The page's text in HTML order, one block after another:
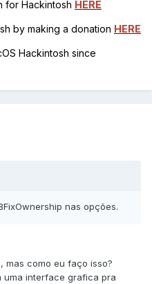
for Hackintosh HERE
by making a donation HERE
Hackintosh since
nas opções.
mas como eu faço isso?
uma interface grafica pra